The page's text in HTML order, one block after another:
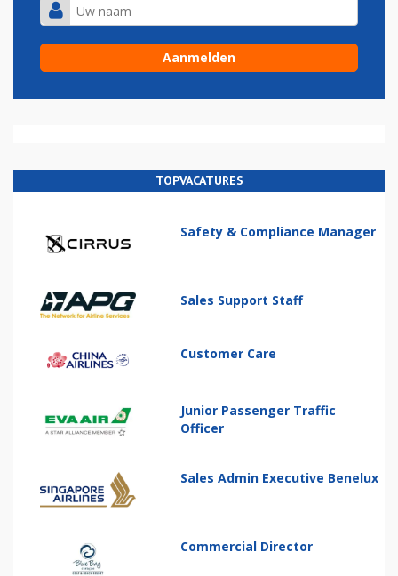
TOPVACATURES
Safety & Compliance Manager
Sales Support Staff
Customer Care
Junior Passenger Traffic
Officer
Sales Admin Executive Benelux
Commercial Director